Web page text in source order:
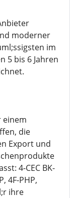
moderner
im
5 bis 6 Jahren
einem
die
Export und
4-CEC BK-
4F-PHP,
ihre